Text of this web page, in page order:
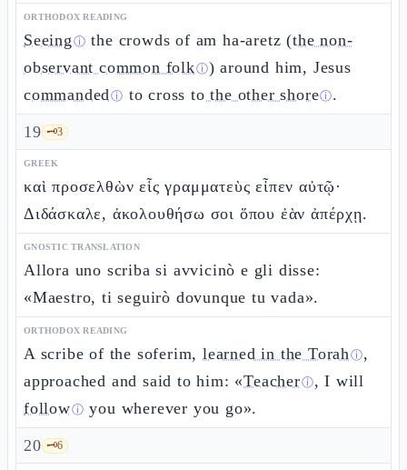
ORTHODOX READING
Seeing ⓘ the crowds of am ha-aretz (the non-
observant common folkⓘ) around him, Jesus
commandedⓘ to crossto the other shoreⓘ.
19 🗝️3
GREEK
καὶ προσελθὼν εἷς γραμματεὺς εἶπεν αὐτῷ·
Διδάσκαλε, ἀκολουθήσω σοι ὅπου ἐὰν ἀπέρχῃ.
GNOSTIC TRANSLATION
Allora uno scriba si avvicinò e gli disse:
«Maestro, ti seguirò dovunque tu vada».
ORTHODOX READING
A scribe of the soferim,learned in the Torahⓘ,
approached and said to him: «Teacherⓘ, I will
followⓘ you wherever you go».
20 🗝️6